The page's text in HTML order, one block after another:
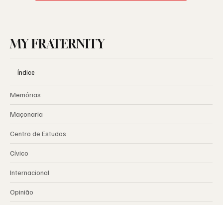
MY FRATERNITY
Índice
Memórias
Maçonaria
Centro de Estudos
Cívico
Internacional
Opinião